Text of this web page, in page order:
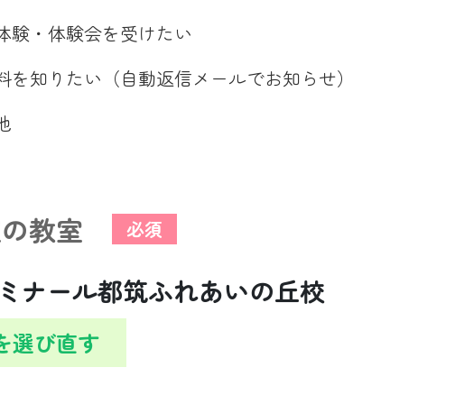
験・体験会を受けたい
を知りたい（自動返信メールでお知らせ）
教室 必須
ナール都筑ふれあいの丘校
選び直す